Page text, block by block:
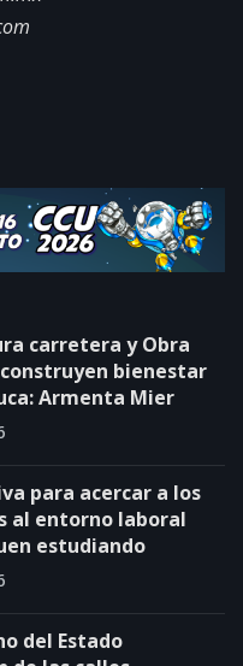
carretera y Obra
bienestar
Armenta Mier
para acercar a los
al entorno laboral
estudiando
del Estado